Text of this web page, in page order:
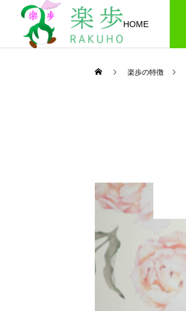
HOME
楽歩の特徴